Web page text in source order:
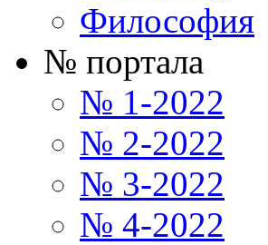
Философия
№ портала
№ 1-2022
№ 2-2022
№ 3-2022
№ 4-2022